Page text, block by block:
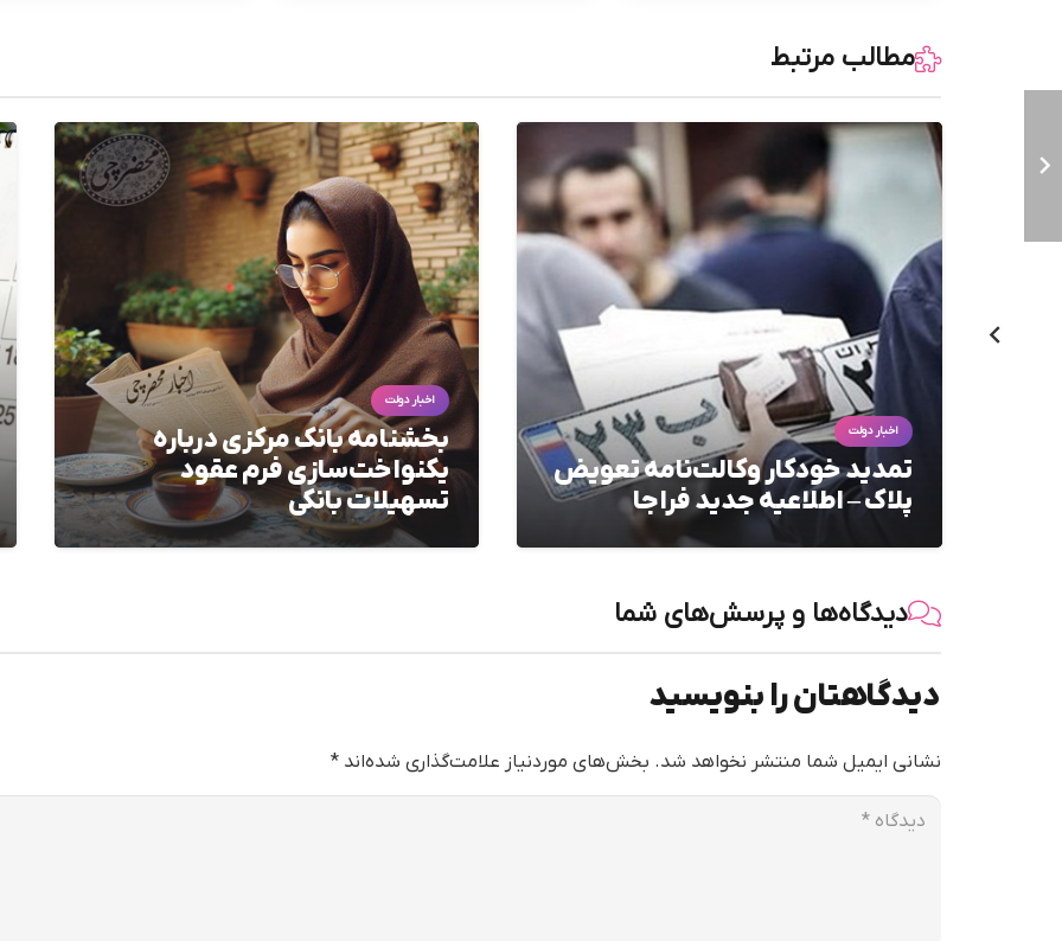
مطالب مرتبط
اخبار دولت
تمدید خودکار وکالت‌نامه تعویض
پلاک – اطلاعیه جدید فراجا
اخبار دولت
بخشنامه بانک مرکزی درباره
یکنواخت‌سازی فرم عقود
تسهیلات بانکی
دیدگاه‌ها و پرسش‌های شما
دیدگاهتان را بنویسید
نشانی ایمیل شما منتشر نخواهد شد. بخش‌های موردنیاز علامت‌گذاری شده‌اند *